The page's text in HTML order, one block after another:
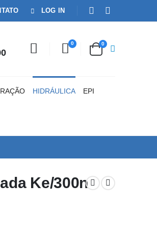
LOG IN
0 0
HIDRÁULICA EPI
Ke/300n